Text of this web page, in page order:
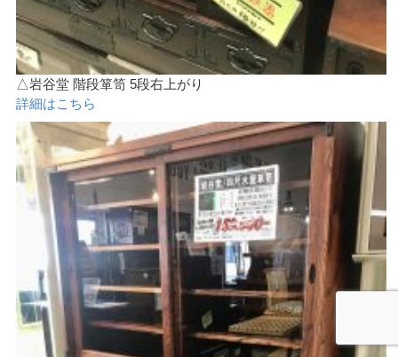
△岩谷堂 階段箪笥 5段右上がり
詳細はこちら